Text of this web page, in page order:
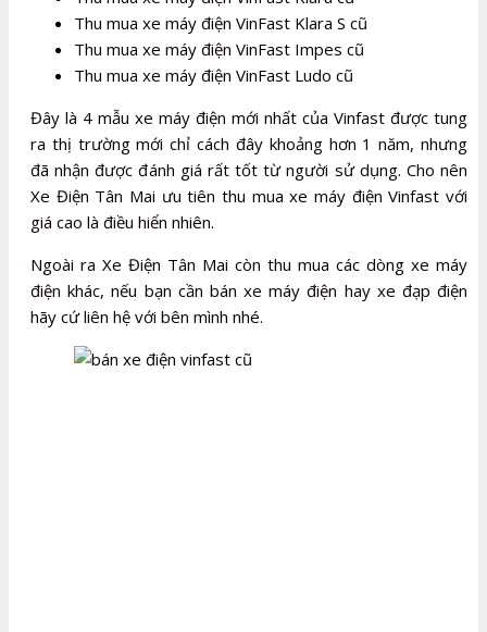
Thu mua xe máy điện VinFast Klara S cũ
Thu mua xe máy điện VinFast Impes cũ
Thu mua xe máy điện VinFast Ludo cũ
Đây là 4 mẫu xe máy điện mới nhất của Vinfast được tung
ra thị trường mới chỉ cách đây khoảng hơn 1 năm, nhưng
đã nhận được đánh giá rất tốt từ người sử dụng. Cho nên
Xe Điện Tân Mai ưu tiên thu mua xe máy điện Vinfast với
giá cao là điều hiển nhiên.
Ngoài ra Xe Điện Tân Mai còn thu mua các dòng xe máy
điện khác, nếu bạn cần bán xe máy điện hay xe đạp điện
hãy cứ liên hệ với bên mình nhé.